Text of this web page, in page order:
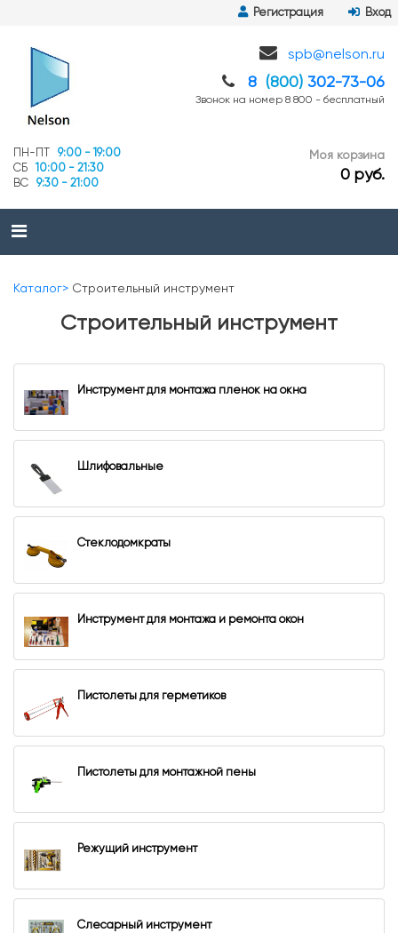
Регистрация Вход
spb@nelson.ru
8 (800) 302-73-06
Звонок на номер 8 800 - бесплатный
ПН-ПТ
9:00 - 19:00
СБ
10:00 - 21:30
ВС
9:30 - 21:00
Моя корзина
0 руб.
Каталог Строительный инструмент
Строительный инструмент
Инструмент для монтажа пленок на окна
Шлифовальные
Стеклодомкраты
Инструмент для монтажа и ремонта окон
Пистолеты для герметиков
Пистолеты для монтажной пены
Режущий инструмент
Слесарный инструмент